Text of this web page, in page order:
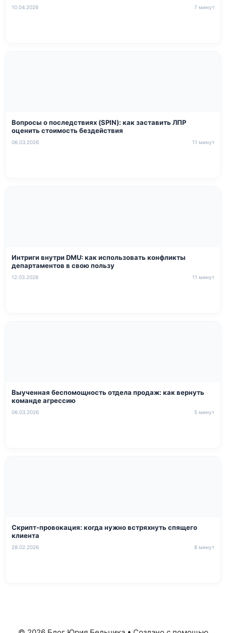
10.04.2026 7 минут
Вопросы о последствиях (SPIN): как заставить ЛПР
оценить стоимость бездействия
06.03.2026 11 минут
Интриги внутри DMU: как использовать конфликты
департаментов в свою пользу
12.03.2026 11 минут
Выученная беспомощность отдела продаж: как вернуть
команде агрессию
06.03.2026 5 минут
Скрипт-провокация: когда нужно встряхнуть спящего
клиента
28.02.2026 8 минут